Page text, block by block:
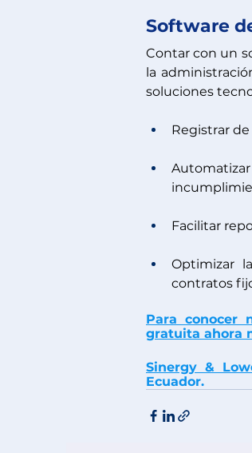
Software
Contar con un
la
soluciones
Registrar
Facilitar
Optimizar
contratos
Para conocer
gratuita ahora
Sinergy &
Ecuador.